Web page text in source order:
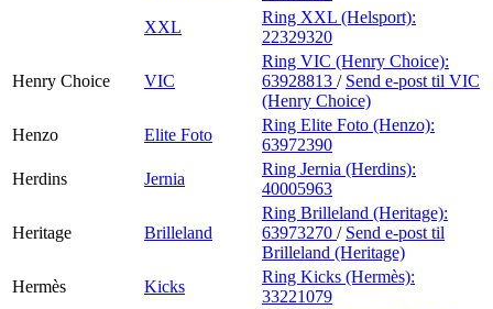
XXL
Ring XXL (Helsport):
22329320
Henry Choice VIC
Ring VIC (Henry Choice):
63928813 / Send e-post til VIC
(Henry Choice)
Henzo
Elite Foto
Ring Elite Foto (Henzo):
63972390
Herdins
Jernia
Ring Jernia (Herdins):
40005963
Heritage Brilleland
Ring Brilleland (Heritage):
63973270 / Send e-post til
Brilleland (Heritage)
Hermès
Kicks
Ring Kicks (Hermès):
33221079